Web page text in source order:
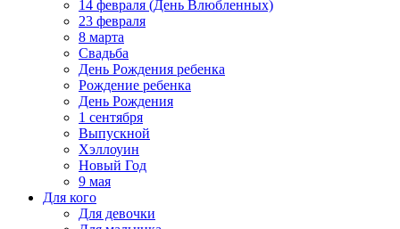
14 февраля (День Влюбленных)
23 февраля
8 марта
Свадьба
День Рождения ребенка
Рождение ребенка
День Рождения
1 сентября
Выпускной
Хэллоуин
Новый Год
9 мая
Для кого
Для девочки